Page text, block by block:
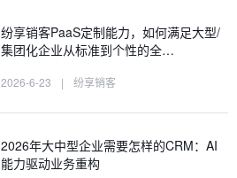
纷享销客PaaS定制能力，如何满足大型/
集团化企业从标准到个性的全…
2026-6-23 | 纷享销客
2026年大中型企业需要怎样的CRM：AI
能力驱动业务重构